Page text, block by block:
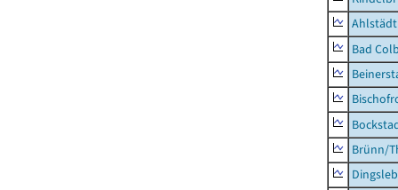
Ahlstädt
Bad
Brünn/